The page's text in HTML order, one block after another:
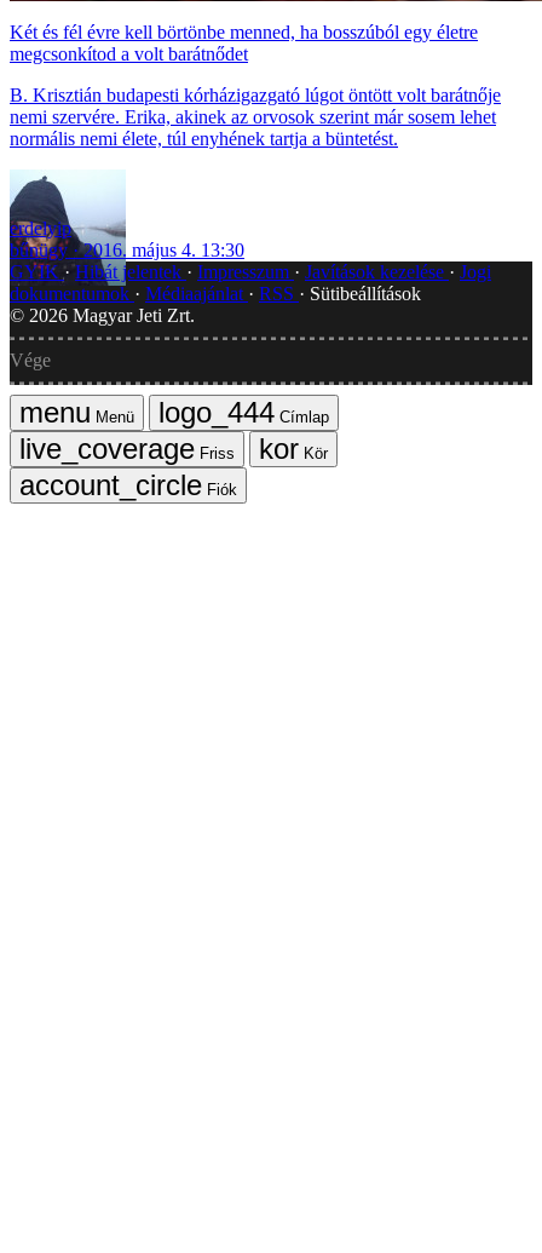
Két és fél évre kell börtönbe menned, ha bosszúból egy életre
megcsonkítod a volt barátnődet
B. Krisztián budapesti kórházigazgató lúgot öntött volt barátnője
nemi szervére. Erika, akinek az orvosok szerint már sosem lehet
normális nemi élete, túl enyhének tartja a büntetést.
erdelyip
bűnügy
2016. május 4. 13:30
GYIK
Hibát jelentek Impresszum Javítások kezelése
Jogi
dokumentumok
Médiaajánlat RSS
Sütibeállítások
© 2026 Magyar Jeti Zrt.
Vége
Menü
Címlap
Friss
Kör
Fiók